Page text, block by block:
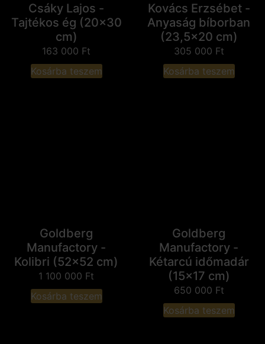
Csáky Lajos -
Tajtékos ég (20x30
cm)
163 000 Ft
Kosárba teszem
Kovács Erzsébet -
Anyaság bíborban
(23,5x20 cm)
305 000 Ft
Kosárba teszem
Goldberg
Manufactory -
Kolibri (52x52 cm)
1 100 000 Ft
Kosárba teszem
Goldberg
Manufactory -
Kétarcú időmadár
(15x17 cm)
650 000 Ft
Kosárba teszem